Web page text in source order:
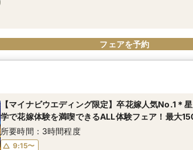
フェアを予約
【マイナビウエディング限定】卒花嫁人気No.1＊
学で花嫁体験を満喫できるALL体験フェア！最大
所要時間：3時間程度
9:15〜